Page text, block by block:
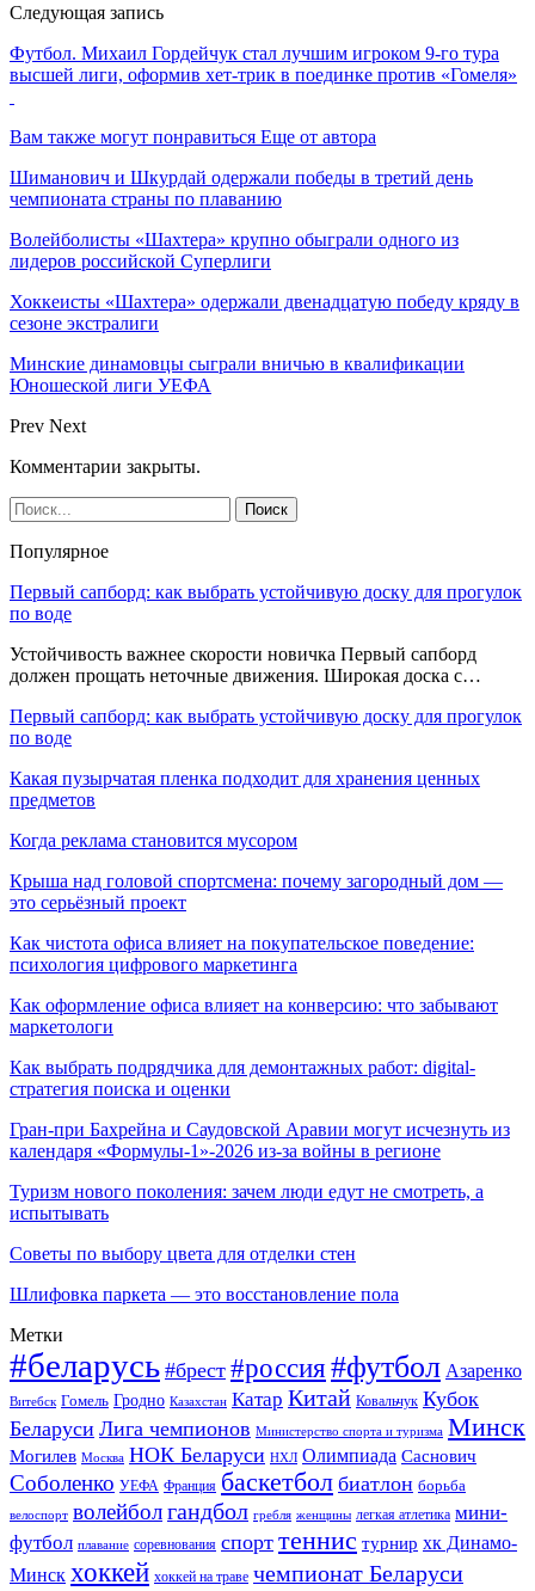
Следующая запись
Футбол. Михаил Гордейчук стал лучшим игроком 9-го тура
высшей лиги, оформив хет-трик в поединке против «Гомеля»
Вам также могут понравиться Еще от автора
Шиманович и Шкурдай одержали победы в третий день
чемпионата страны по плаванию
Волейболисты «Шахтера» крупно обыграли одного из
лидеров российской Суперлиги
Хоккеисты «Шахтера» одержали двенадцатую победу кряду в
сезоне экстралиги
Минские динамовцы сыграли вничью в квалификации
Юношеской лиги УЕФА
Prev Next
Комментарии закрыты.
Популярное
Первый сапборд: как выбрать устойчивую доску для прогулок
по воде
Устойчивость важнее скорости новичка Первый сапборд
должен прощать неточные движения. Широкая доска с…
Первый сапборд: как выбрать устойчивую доску для прогулок
по воде
Какая пузырчатая пленка подходит для хранения ценных
предметов
Когда реклама становится мусором
Крыша над головой спортсмена: почему загородный дом —
это серьёзный проект
Как чистота офиса влияет на покупательское поведение:
психология цифрового маркетинга
Как оформление офиса влияет на конверсию: что забывают
маркетологи
Как выбрать подрядчика для демонтажных работ: digital-
стратегия поиска и оценки
Гран-при Бахрейна и Саудовской Аравии могут исчезнуть из
календаря «Формулы-1»-2026 из-за войны в регионе
Туризм нового поколения: зачем люди едут не смотреть, а
испытывать
Советы по выбору цвета для отделки стен
Шлифовка паркета — это восстановление пола
Метки
#беларусь #брест #россия#футбол Азаренко
Витебск Гомель Гродно Казахстан Катар Китай Ковальчук Кубок
Беларуси Лига чемпионов Министерство спорта и туризма Минск
Могилев Москва НОК Беларуси НХЛ Олимпиада Саснович
Соболенко УЕФА Франция баскетбол биатлон борьба
велоспорт волейболгандбол гребля женщины легкая атлетика мини-
футбол плавание соревнования спорт теннис турнир хк Динамо-
Минск хоккей хоккей на траве чемпионат Беларуси